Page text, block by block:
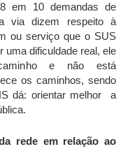
em 10 demandas de
via dizem respeito à
ou serviço que o SUS
uma dificuldade real, ele
e não está
os caminhos, sendo
dá: orientar melhor a
rede em relação ao